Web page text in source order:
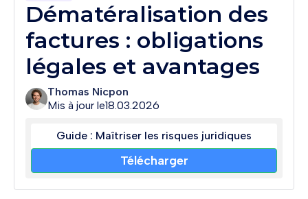
Dématéralisation des
factures : obligations
légales et avantages
Thomas Nicpon
Mis à jour le18.03.2026
Guide : Maîtriser les risques juridiques
Télécharger